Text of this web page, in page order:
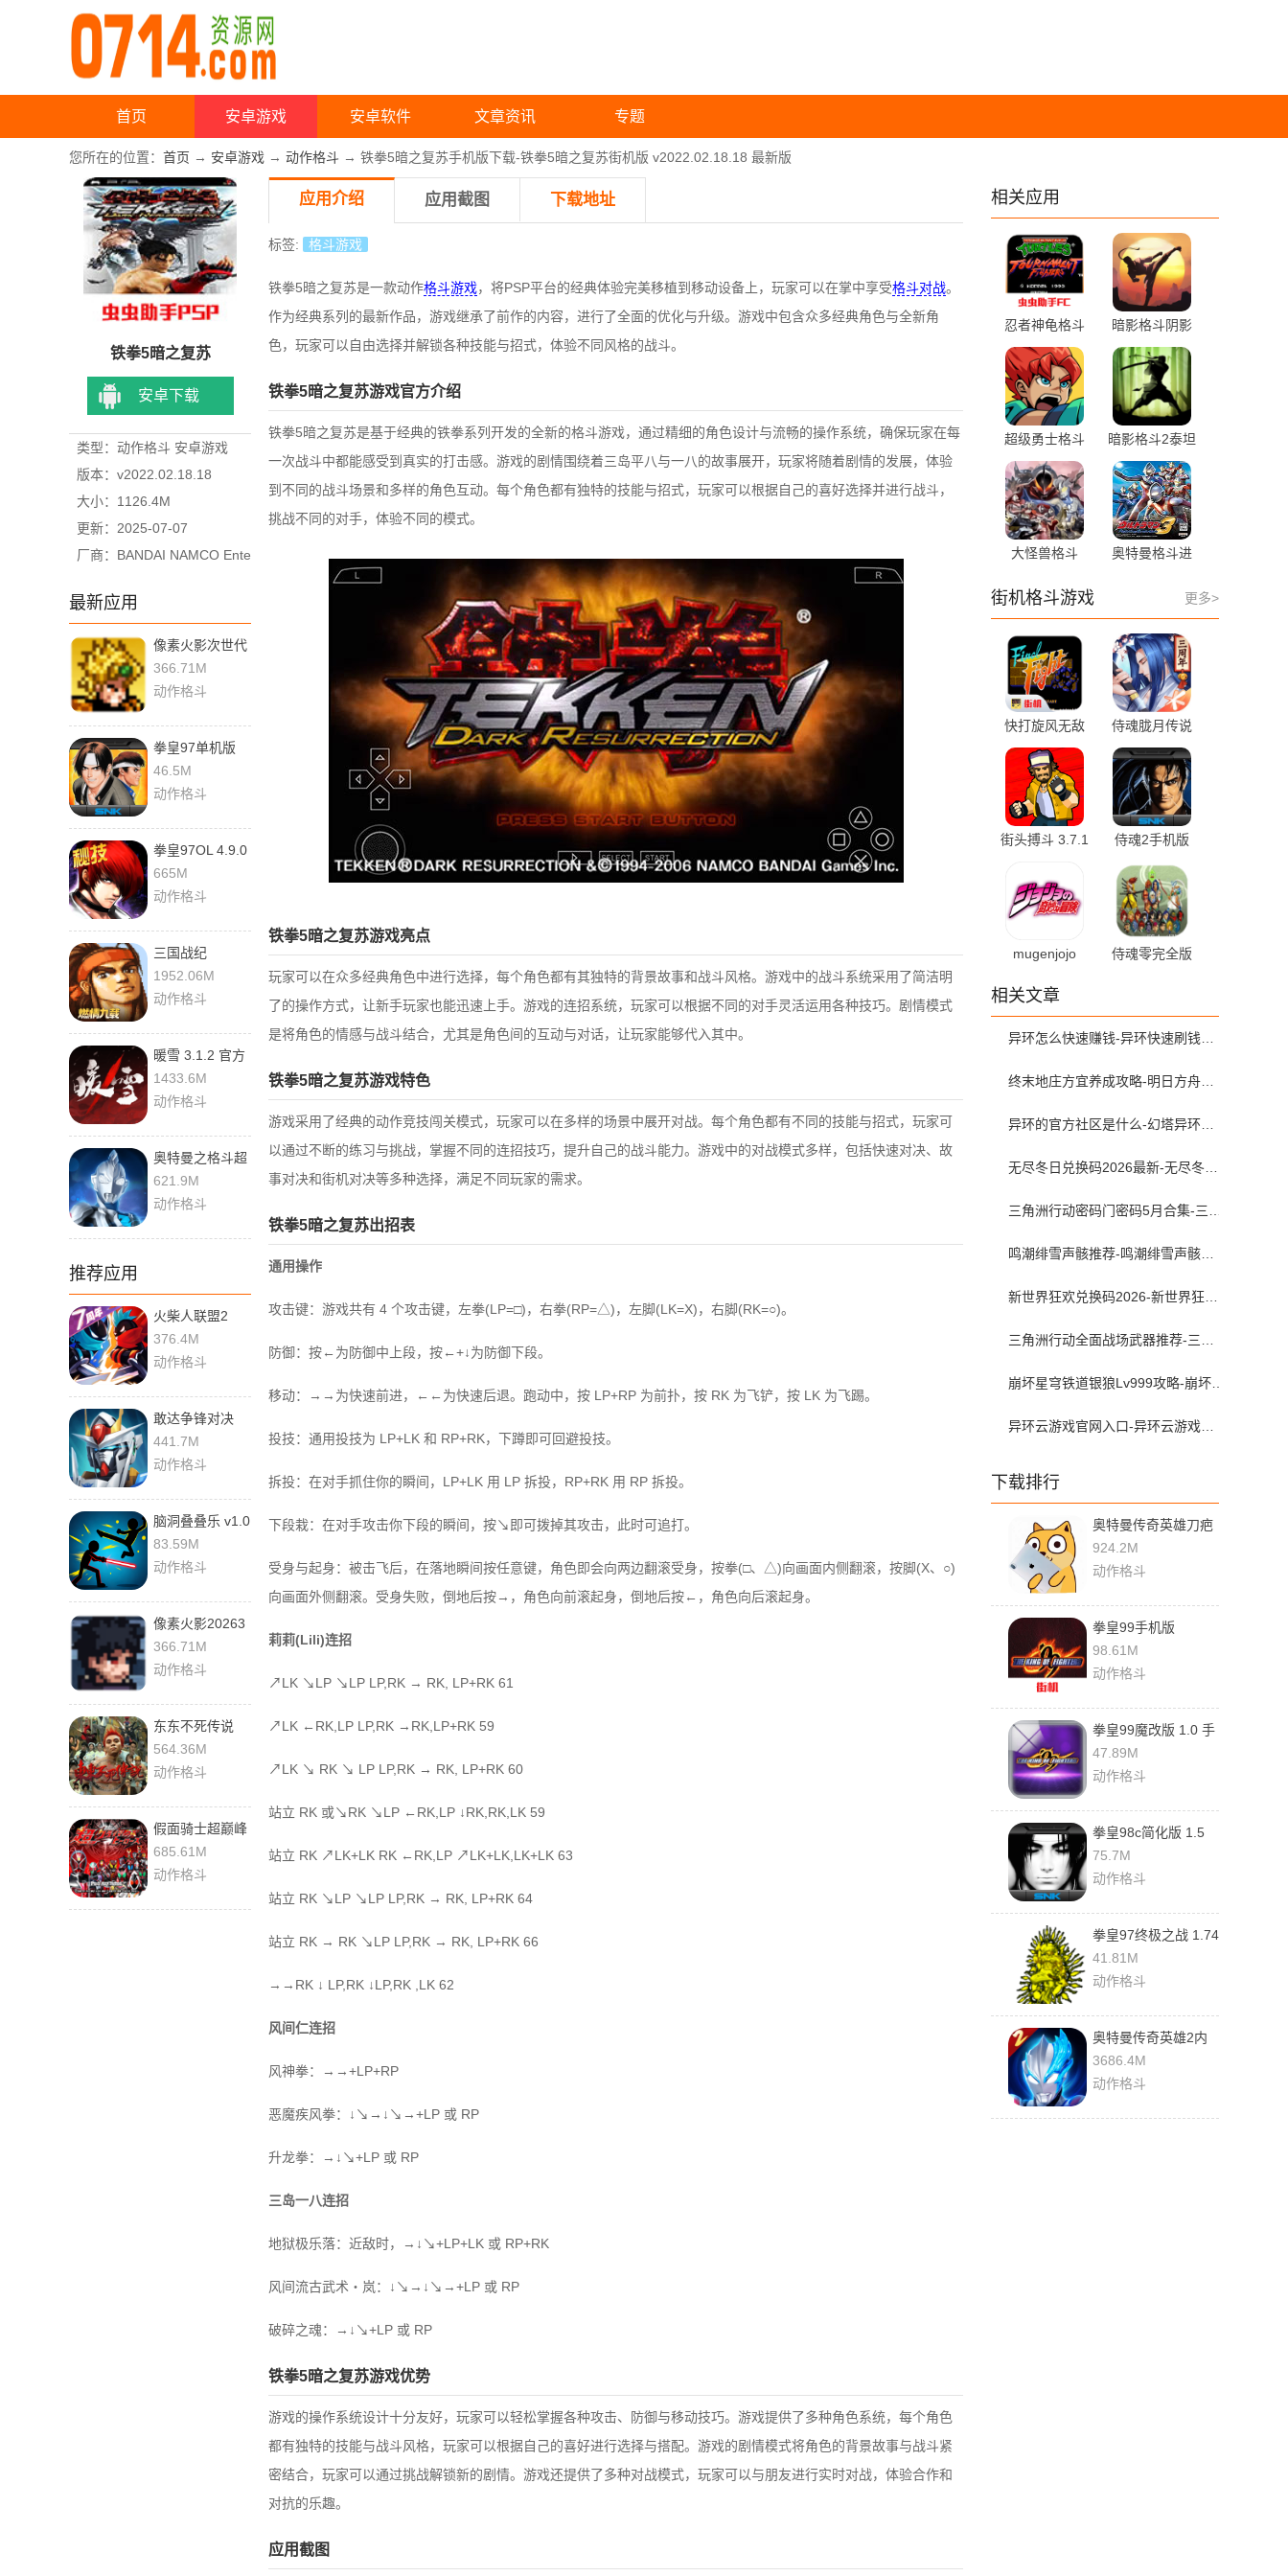
首页 安卓游戏 安卓软件 文章资讯 专题
您所在的位置： 首页 → 安卓游戏 → 动作格斗 → 铁拳5暗之复苏手机版下载-铁拳5暗之复苏街机版 v2022.02.18.18 最新版
铁拳5暗之复苏
安卓下载
类型：动作格斗 安卓游戏
版本：v2022.02.18.18
大小：1126.4M
更新：2025-07-07
厂商：BANDAI NAMCO Ente
最新应用
像素火影次世代
1.34 手机版
366.71M
动作格斗
拳皇97单机版
1.5 安卓版
46.5M
动作格斗
拳皇97OL 4.9.0
最新版
665M
动作格斗
三国战纪
0.15.18.0 最新
版
1952.06M
动作格斗
暖雪 3.1.2 官方
版
1433.6M
动作格斗
奥特曼之格斗超
人 11.0.0 官方
版
621.9M
动作格斗
推荐应用
火柴人联盟2
2.0.1 最新版
376.4M
动作格斗
敢达争锋对决
9.0.0 安卓版
441.7M
动作格斗
脑洞叠叠乐 v1.0
安卓版
83.59M
动作格斗
像素火影20263
1.34 安卓版
366.71M
动作格斗
东东不死传说
3.5.0 官方版
564.36M
动作格斗
假面骑士超巅峰
英雄全人物解锁
版 1.0.0
685.61M
动作格斗
应用介绍 应用截图 下载地址
标签: 格斗游戏
铁拳5暗之复苏是一款动作格斗游戏，将PSP平台的经典体验完美移植到移动设备上，玩家可以在掌中享受格斗对战。
作为经典系列的最新作品，游戏继承了前作的内容，进行了全面的优化与升级。游戏中包含众多经典角色与全新角
色，玩家可以自由选择并解锁各种技能与招式，体验不同风格的战斗。
铁拳5暗之复苏游戏官方介绍
铁拳5暗之复苏是基于经典的铁拳系列开发的全新的格斗游戏，通过精细的角色设计与流畅的操作系统，确保玩家在每
一次战斗中都能感受到真实的打击感。游戏的剧情围绕着三岛平八与一八的故事展开，玩家将随着剧情的发展，体验
到不同的战斗场景和多样的角色互动。每个角色都有独特的技能与招式，玩家可以根据自己的喜好选择并进行战斗，
挑战不同的对手，体验不同的模式。
铁拳5暗之复苏游戏亮点
玩家可以在众多经典角色中进行选择，每个角色都有其独特的背景故事和战斗风格。游戏中的战斗系统采用了简洁明
了的操作方式，让新手玩家也能迅速上手。游戏的连招系统，玩家可以根据不同的对手灵活运用各种技巧。剧情模式
是将角色的情感与战斗结合，尤其是角色间的互动与对话，让玩家能够代入其中。
铁拳5暗之复苏游戏特色
游戏采用了经典的动作竞技闯关模式，玩家可以在多样的场景中展开对战。每个角色都有不同的技能与招式，玩家可
以通过不断的练习与挑战，掌握不同的连招技巧，提升自己的战斗能力。游戏中的对战模式多样，包括快速对决、故
事对决和街机对决等多种选择，满足不同玩家的需求。
铁拳5暗之复苏出招表
通用操作
攻击键：游戏共有 4 个攻击键，左拳(LP=□)，右拳(RP=△)，左脚(LK=X)，右脚(RK=○)。
防御：按←为防御中上段，按←+↓为防御下段。
移动：→→为快速前进，←←为快速后退。跑动中，按 LP+RP 为前扑，按 RK 为飞铲，按 LK 为飞踢。
投技：通用投技为 LP+LK 和 RP+RK，下蹲即可回避投技。
拆投：在对手抓住你的瞬间，LP+LK 用 LP 拆投，RP+RK 用 RP 拆投。
下段栽：在对手攻击你下段的瞬间，按↘即可拨掉其攻击，此时可追打。
受身与起身：被击飞后，在落地瞬间按任意键，角色即会向两边翻滚受身，按拳(□、△)向画面内侧翻滚，按脚(X、○)
向画面外侧翻滚。受身失败，倒地后按→，角色向前滚起身，倒地后按←，角色向后滚起身。
莉莉(Lili)连招
↗LK ↘LP ↘LP LP,RK → RK, LP+RK 61
↗LK ←RK,LP LP,RK →RK,LP+RK 59
↗LK ↘ RK ↘ LP LP,RK → RK, LP+RK 60
站立 RK 或↘RK ↘LP ←RK,LP ↓RK,RK,LK 59
站立 RK ↗LK+LK RK ←RK,LP ↗LK+LK,LK+LK 63
站立 RK ↘LP ↘LP LP,RK → RK, LP+RK 64
站立 RK → RK ↘LP LP,RK → RK, LP+RK 66
→→RK ↓ LP,RK ↓LP,RK ,LK 62
风间仁连招
风神拳：→→+LP+RP
恶魔疾风拳：↓↘→↓↘→+LP 或 RP
升龙拳：→↓↘+LP 或 RP
三岛一八连招
地狱极乐落：近敌时，→↓↘+LP+LK 或 RP+RK
风间流古武术・岚：↓↘→↓↘→+LP 或 RP
破碎之魂：→↓↘+LP 或 RP
铁拳5暗之复苏游戏优势
游戏的操作系统设计十分友好，玩家可以轻松掌握各种攻击、防御与移动技巧。游戏提供了多种角色系统，每个角色
都有独特的技能与战斗风格，玩家可以根据自己的喜好进行选择与搭配。游戏的剧情模式将角色的背景故事与战斗紧
密结合，玩家可以通过挑战解锁新的剧情。游戏还提供了多种对战模式，玩家可以与朋友进行实时对战，体验合作和
对抗的乐趣。
应用截图
相关应用
忍者神龟格斗
2021.06.24.14
中文版
暗影格斗阴影
破解版 0.5.1
超级勇士格斗
0.1.6 最新版
暗影格斗2泰坦
版 2.41.9 最新
版
大怪兽格斗
卓版
奥特曼格斗进
SGHHZ-1334更多>
街机格斗游戏
快打旋风无敌
版
2020.11.04.14
手机版
侍魂胧月传说
1.47.8 手机版
街头搏斗 3.7.1
侍魂2手机版
mugenjojo
侍魂零完全版
相关文章
下载排行
奥特曼传奇英雄刀疤
传奇 v20.0.0 手机版
924.2M
动作格斗
拳皇99手机版
2021.02.25.11 中文
版
98.61M
动作格斗
拳皇99魔改版 1.0 手
机版
47.89M
动作格斗
拳皇98c简化版 1.5
手机版
75.7M
动作格斗
拳皇97终极之战 1.74
官方版
41.81M
动作格斗
奥特曼传奇英雄2内
购版 3.1.0 最新版
3686.4M
动作格斗